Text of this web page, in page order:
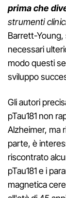
prima che
strumenti
Barrett-
necessari
modo questi
sviluppo
Gli autori
pTau181 non
Alzheimer, ma
parte, è
riscontrato
pTau181 e i
magnetica